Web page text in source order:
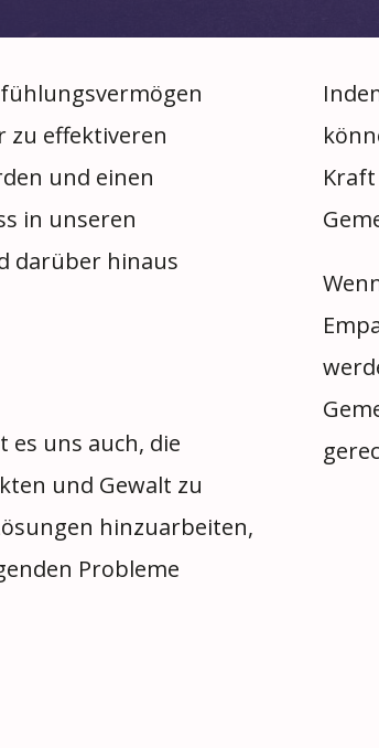
zu effektiveren
und einen
in unseren
darüber hinaus
es uns auch, die
und Gewalt zu
hinzuarbeiten,
Probleme